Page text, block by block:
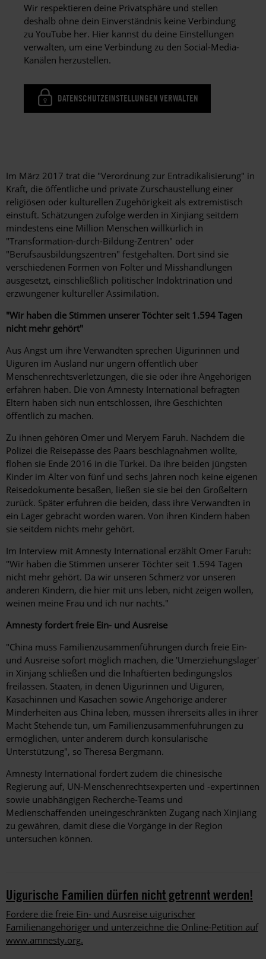
Wir respektieren deine Privatsphäre und stellen
deshalb ohne dein Einverständnis keine Verbindung
zu YouTube her. Hier kannst du deine Einstellungen
verwalten, um eine Verbindung zu den Social-Media-
Kanälen herzustellen.
DATENSCHUTZEINSTELLUNGEN VERWALTEN
Im März 2017 trat die "Verordnung zur Entradikalisierung" in
Kraft, die öffentliche und private Zurschaustellung einer
religiösen oder kulturellen Zugehörigkeit als extremistisch
einstuft. Schätzungen zufolge werden in Xinjiang seitdem
mindestens eine Million Menschen willkürlich in
"Transformation-durch-Bildung-Zentren" oder
"Berufsausbildungszentren" festgehalten. Dort sind sie
verschiedenen Formen von Folter und Misshandlungen
ausgesetzt, einschließlich politischer Indoktrination und
erzwungener kultureller Assimilation.
"Wir haben die Stimmen unserer Töchter seit 1.594 Tagen
nicht mehr gehört"
Aus Angst um ihre Verwandten sprechen Uigurinnen und
Uiguren im Ausland nur ungern öffentlich über
Menschenrechtsverletzungen, die sie oder ihre Angehörigen
erfahren haben. Die von Amnesty International befragten
Eltern haben sich nun entschlossen, ihre Geschichten
öffentlich zu machen.
Zu ihnen gehören Omer und Meryem Faruh. Nachdem die
Polizei die Reisepässe des Paars beschlagnahmen wollte,
flohen sie Ende 2016 in die Türkei. Da ihre beiden jüngsten
Kinder im Alter von fünf und sechs Jahren noch keine eigenen
Reisedokumente besaßen, ließen sie sie bei den Großeltern
zurück. Später erfuhren die beiden, dass ihre Verwandten in
ein Lager gebracht worden waren. Von ihren Kindern haben
sie seitdem nichts mehr gehört.
Im Interview mit Amnesty International erzählt Omer Faruh:
"Wir haben die Stimmen unserer Töchter seit 1.594 Tagen
nicht mehr gehört. Da wir unseren Schmerz vor unseren
anderen Kindern, die hier mit uns leben, nicht zeigen wollen,
weinen meine Frau und ich nur nachts."
Amnesty fordert freie Ein- und Ausreise
"China muss Familienzusammenführungen durch freie Ein-
und Ausreise sofort möglich machen, die 'Umerziehungslager'
in Xinjang schließen und die Inhaftierten bedingungslos
freilassen. Staaten, in denen Uigurinnen und Uiguren,
Kasachinnen und Kasachen sowie Angehörige anderer
Minderheiten aus China leben, müssen ihrerseits alles in ihrer
Macht Stehende tun, um Familienzusammenführungen zu
ermöglichen, unter anderem durch konsularische
Unterstützung", so Theresa Bergmann.
Amnesty International fordert zudem die chinesische
Regierung auf, UN-Menschenrechtsexperten und -expertinnen
sowie unabhängigen Recherche-Teams und
Medienschaffenden uneingeschränkten Zugang nach Xinjiang
zu gewähren, damit diese die Vorgänge in der Region
untersuchen können.
Uigurische Familien dürfen nicht getrennt werden!
Fordere die freie Ein- und Ausreise uigurischer
Familienangehöriger und unterzeichne die Online-Petition auf
www.amnesty.org.